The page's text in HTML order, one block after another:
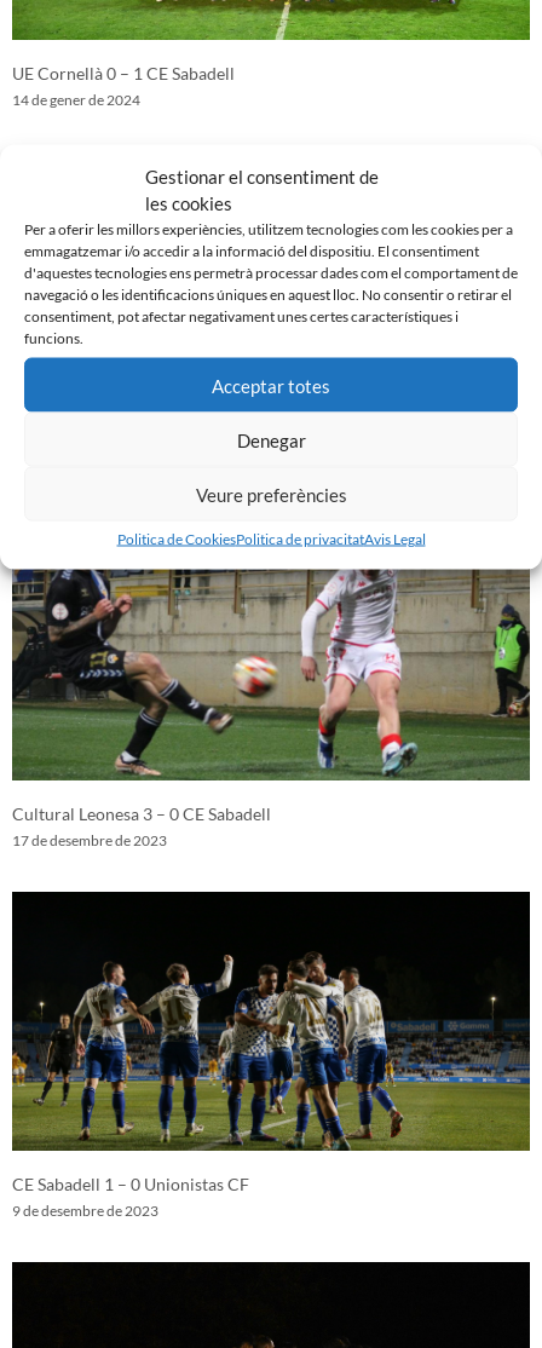
Gestionar el consentiment de
les cookies
Per a oferir les millors experiències, utilitzem tecnologies com les cookies per a
emmagatzemar i/o accedir a la informació del dispositiu. El consentiment
d'aquestes tecnologies ens permetrà processar dades com el comportament de
navegació o les identificacions úniques en aquest lloc. No consentir o retirar el
consentiment, pot afectar negativament unes certes característiques i
funcions.
Acceptar totes
Denegar
Veure preferències
Politica de CookiesPolitica de privacitatAvis Legal
UE Cornellà 0 – 1 CE Sabadell
14 de gener de 2024
Cultural Leonesa 3 – 0 CE Sabadell
17 de desembre de 2023
CE Sabadell 1 – 0 Unionistas CF
9 de desembre de 2023